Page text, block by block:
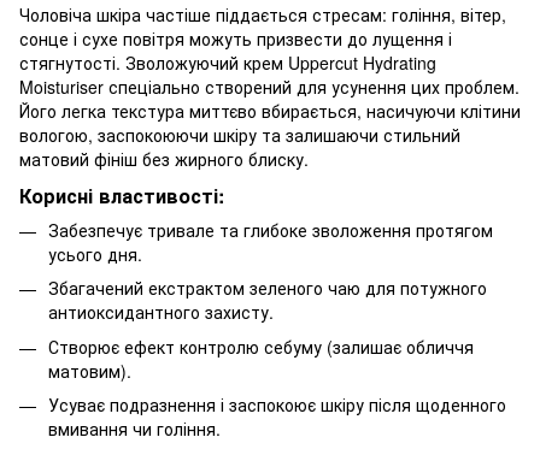
Чоловіча шкіра частіше піддається стресам: гоління, вітер,
сонце і сухе повітря можуть призвести до лущення і
стягнутості. Зволожуючий крем Uppercut Hydrating
Moisturiser спеціально створений для усунення цих проблем.
Його легка текстура миттєво вбирається, насичуючи клітини
вологою, заспокоюючи шкіру та залишаючи стильний
матовий фініш без жирного блиску.
Корисні властивості:
Забезпечує тривале та глибоке зволоження протягом
усього дня.
Збагачений екстрактом зеленого чаю для потужного
антиоксидантного захисту.
Створює ефект контролю себуму (залишає обличчя
матовим).
Усуває подразнення і заспокоює шкіру після щоденного
вмивання чи гоління.